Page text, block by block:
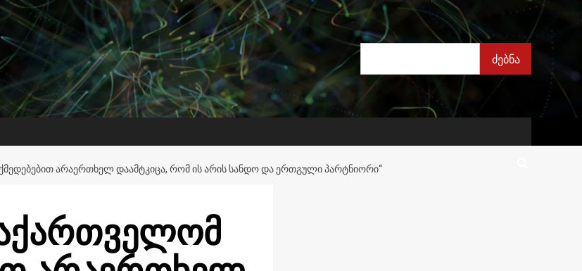
ძებნა
ძებნა
ᲐᲠᲐᲔᲠᲗᲮᲔᲚ ᲓᲐᲐᲛᲢᲙᲘᲪᲐ, ᲠᲝᲛ ᲘᲡ ᲐᲠᲘᲡ ᲡᲐᲜᲓᲝ ᲓᲐ ᲔᲠᲗᲒᲣᲚᲘ ᲞᲐᲠᲢᲜᲘᲝᲠᲘ“